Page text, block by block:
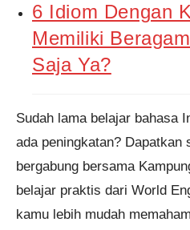
6 Idiom Dengan
Memiliki
Saja Ya?
Sudah lama belajar bahasa
ada peningkatan? Dapatkan
bergabung bersama
belajar praktis dari World
kamu lebih mudah